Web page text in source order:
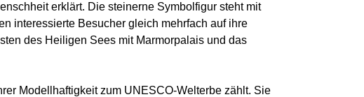
erklärt. Die steinerne Symbolfigur steht mit
interessierte Besucher gleich mehrfach auf ihre
des Heiligen Sees mit Marmorpalais und das
Modellhaftigkeit zum UNESCO-Welterbe zählt. Sie